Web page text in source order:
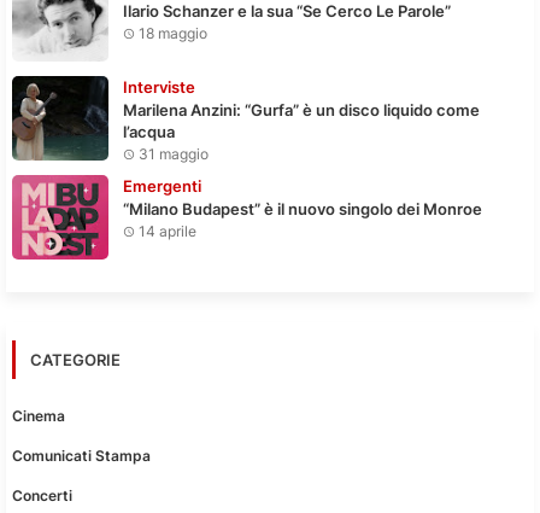
Ilario Schanzer e la sua “Se Cerco Le Parole”
18 maggio
Interviste
Marilena Anzini: “Gurfa” è un disco liquido come
l’acqua
31 maggio
Emergenti
“Milano Budapest” è il nuovo singolo dei Monroe
14 aprile
CATEGORIE
Cinema
Comunicati Stampa
Concerti